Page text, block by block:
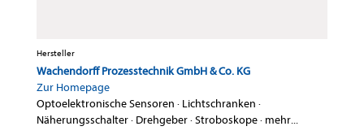
Hersteller
Wachendorff Prozesstechnik GmbH & Co. KG
Zur Homepage
Optoelektronische Sensoren · Lichtschranken ·
Näherungsschalter· Drehgeber·Stroboskope· mehr...